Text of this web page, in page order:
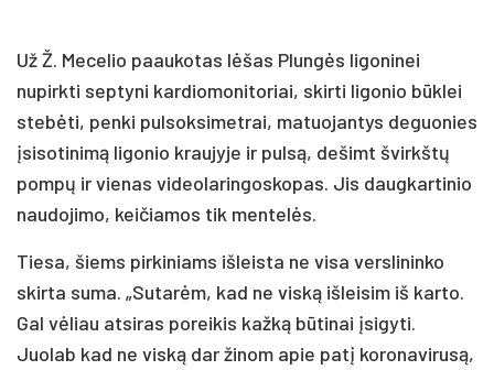
Už Ž. Mecelio paaukotas lėšas Plungės ligoninei
nupirkti septyni kardiomonitoriai, skirti ligonio būklei
stebėti, penki pulsoksimetrai, matuojantys deguonies
įsisotinimą ligonio kraujyje ir pulsą, dešimt švirkštų
pompų ir vienas videolaringoskopas. Jis daugkartinio
naudojimo, keičiamos tik mentelės.
Tiesa, šiems pirkiniams išleista ne visa verslininko
skirta suma. „Sutarėm, kad ne viską išleisim iš karto.
Gal vėliau atsiras poreikis kažką būtinai įsigyti.
Juolab kad ne viską dar žinom apie patį koronavirusą,